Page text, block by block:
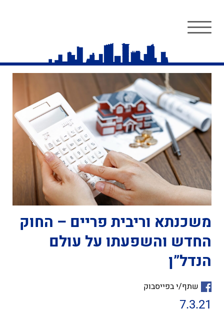
משכנתא וריבית פריים – החוק
החדש והשפעתו על עולם
הנדל”ן
שתף/י בפייסבוק
7.3.21